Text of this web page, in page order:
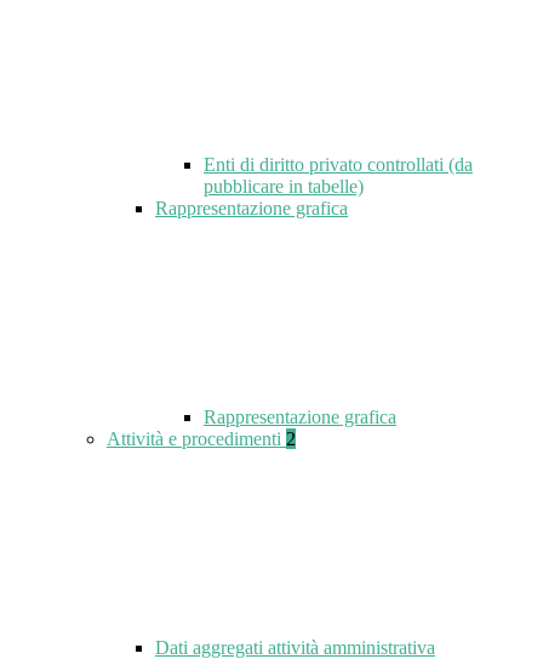
Enti di diritto privato controllati (da
pubblicare in tabelle)
Rappresentazione grafica
Rappresentazione grafica
Attività e procedimenti 2
Dati aggregati attività amministrativa